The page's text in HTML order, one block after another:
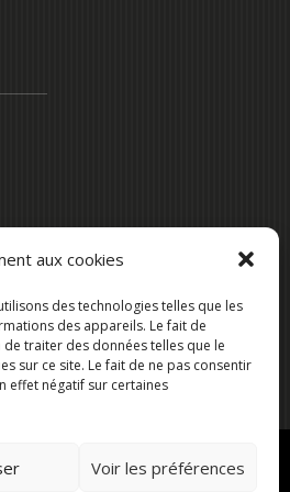
aux cookies
des technologies telles que les
des appareils. Le fait de
traiter des données telles que le
sur ce site. Le fait de ne pas consentir
effet négatif sur certaines
Voir les préférences